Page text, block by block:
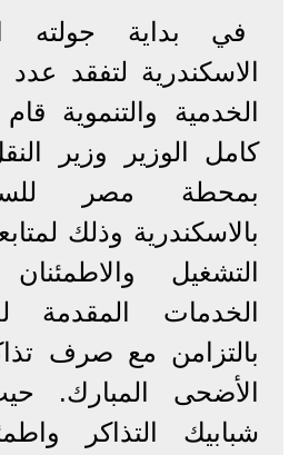
في بداية جولته
الاسكندرية لتفقد
الخدمية والتنموية
كامل الوزير وزير
بمحطة مصر
بالاسكندرية وذلك
التشغيل
الخدمات المقدمة
بالتزامن مع صرف
الأضحى المبارك.
شبابيك التذاكر